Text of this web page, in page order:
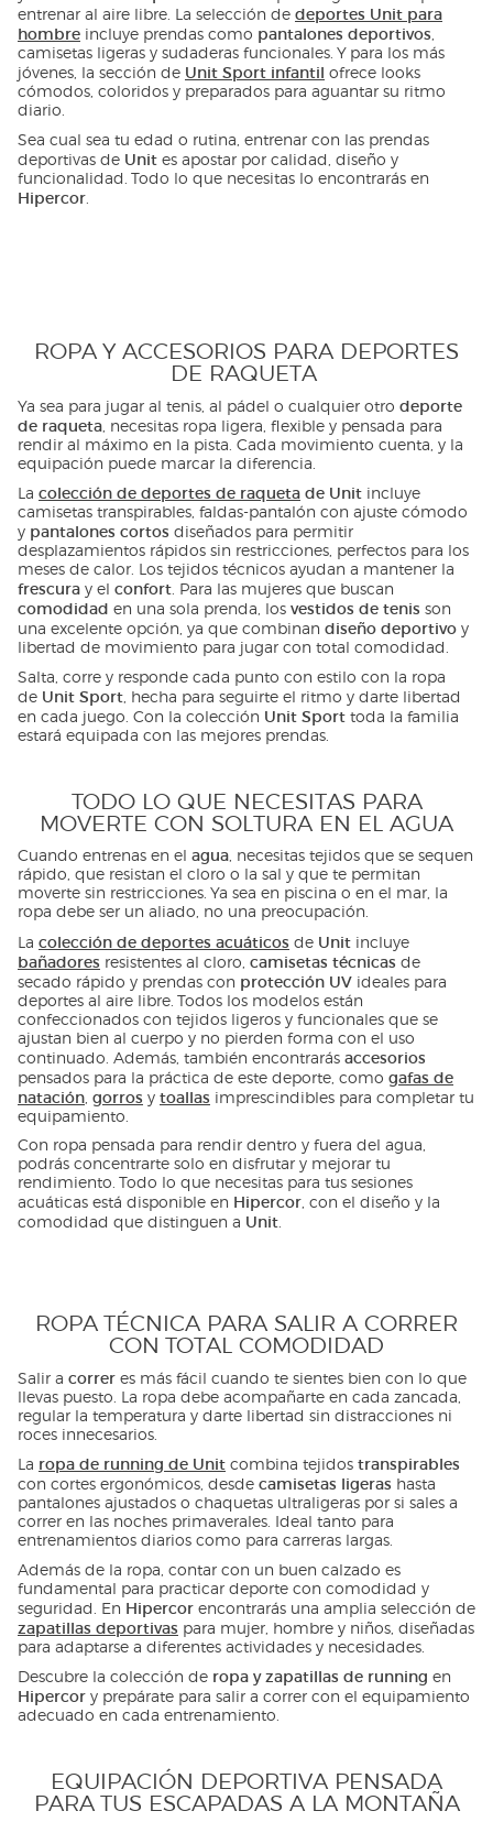
entrenar al aire libre. La selección de deportes Unit para
hombre incluye prendas como pantalones deportivos,
camisetas ligeras y sudaderas funcionales. Y para los más
jóvenes, la sección de Unit Sport infantil ofrece looks
cómodos, coloridos y preparados para aguantar su ritmo
diario.
Sea cual sea tu edad o rutina, entrenar con las prendas
deportivas de Unit es apostar por calidad, diseño y
funcionalidad. Todo lo que necesitas lo encontrarás en
Hipercor
ROPA Y ACCESORIOS PARA DEPORTES
DE RAQUETA
Ya sea para jugar al tenis, al pádel o cualquier otro deporte
de raqueta , necesitas ropa ligera, flexible y pensada para
rendir al máximo en la pista. Cada movimiento cuenta, y la
equipación puede marcar la diferencia.
La colección de deportes de raquetade Unit incluye
camisetas transpirables, faldas-pantalón con ajuste cómodo
y pantalones cortos diseñados para permitir
desplazamientos rápidos sin restricciones, perfectos para los
meses de calor. Los tejidos técnicos ayudan a mantener la
frescura y el confort. Para las mujeres que buscan
comodidad en una sola prenda, los vestidos de tenis son
una excelente opción, ya que combinan diseño deportivo y
libertad de movimiento para jugar con total comodidad.
Salta, corre y responde cada punto con estilo con la ropa
de Unit Sport , hecha para seguirte el ritmo y darte libertad
en cada juego. Con la colección Unit Sport toda la familia
estará equipada con las mejores prendas.
TODO LO QUE NECESITAS PARA
MOVERTE CON SOLTURA EN EL AGUA
Cuando entrenas en el agua, necesitas tejidos que se sequen
rápido, que resistan el cloro o la sal y que te permitan
moverte sin restricciones. Ya sea en piscina o en el mar, la
ropa debe ser un aliado, no una preocupación.
La colección de deportes acuáticos de Unit incluye
bañadores resistentes al cloro, camisetas técnicas de
secado rápido y prendas con protección UV ideales para
deportes al aire libre. Todos los modelos están
confeccionados con tejidos ligeros y funcionales que se
ajustan bien al cuerpo y no pierden forma con el uso
continuado. Además, también encontrarás accesorios
pensados para la práctica de este deporte, como gafas de
natación gorros y toallas imprescindibles para completar tu
equipamiento.
Con ropa pensada para rendir dentro y fuera del agua,
podrás concentrarte solo en disfrutar y mejorar tu
rendimiento. Todo lo que necesitas para tus sesiones
acuáticas está disponible en Hipercor, con el diseño y la
comodidad que distinguen a Unit.
ROPA TÉCNICA PARA SALIR A CORRER
CON TOTAL COMODIDAD
Salir a correr es más fácil cuando te sientes bien con lo que
llevas puesto. La ropa debe acompañarte en cada zancada,
regular la temperatura y darte libertad sin distracciones ni
roces innecesarios.
La ropa de running de Unit combina tejidos transpirables
con cortes ergonómicos, desde camisetas ligeras hasta
pantalones ajustados o chaquetas ultraligeras por si sales a
correr en las noches primaverales. Ideal tanto para
entrenamientos diarios como para carreras largas.
Además de la ropa, contar con un buen calzado es
fundamental para practicar deporte con comodidad y
seguridad. En Hipercor encontrarás una amplia selección de
zapatillas deportivas para mujer, hombre y niños, diseñadas
para adaptarse a diferentes actividades y necesidades.
Descubre la colección de ropa y zapatillas de running en
Hipercor y prepárate para salir a correr con el equipamiento
adecuado en cada entrenamiento.
EQUIPACIÓN DEPORTIVA PENSADA
PARA TUS ESCAPADAS A LA MONTAÑA